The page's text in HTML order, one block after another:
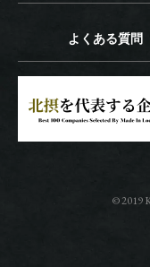
よくある質問
© 2019